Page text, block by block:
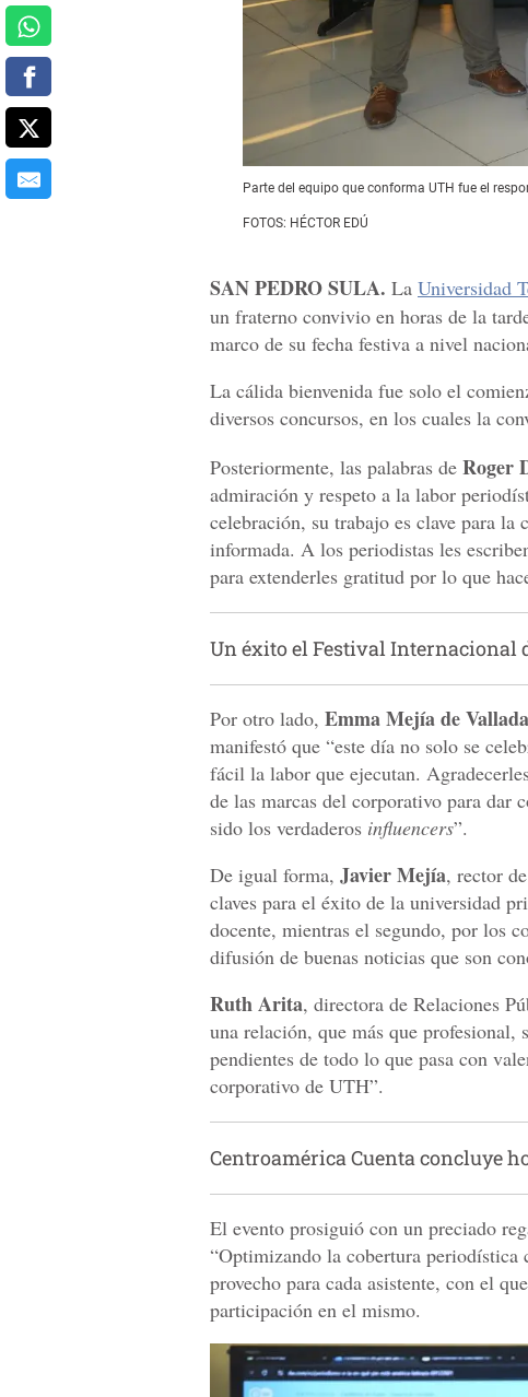
Parte del equipo que conforma UTH fue el
FOTOS: HÉCTOR EDÚ
SAN PEDRO SULA. La Universidad
un fraterno convivio en horas de la
marco de su fecha festiva a nivel
La cálida bienvenida fue solo el
diversos concursos, en los cuales la
Posteriormente, las palabras de Roger
admiración y respeto a la labor
celebración, su trabajo es clave para la
informada. A los periodistas les
para extenderles gratitud por lo que
Un éxito el Festival Internacional
Por otro lado, Emma Mejía de
manifestó que “este día no solo se
fácil la labor que ejecutan.
de las marcas del corporativo para dar
sido los verdaderos influencers”.
De igual forma, Javier Mejía, rector
claves para el éxito de la universidad
docente, mientras el segundo, por los
difusión de buenas noticias que son
Ruth Arita, directora de Relaciones
una relación, que más que profesional,
pendientes de todo lo que pasa con
corporativo de UTH”.
Centroamérica Cuenta concluye
El evento prosiguió con un preciado
“Optimizando la cobertura
provecho para cada asistente, con el
participación en el mismo.